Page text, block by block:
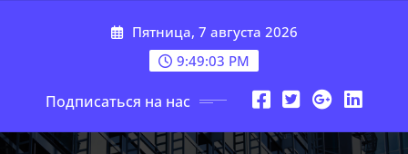
Пятница, 7 августа 2026
9:49:05 PM
Подписаться на нас